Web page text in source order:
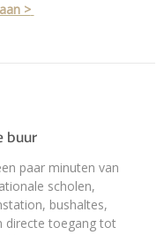
>
buur
paar minuten van
scholen,
bushaltes,
directe toegang tot